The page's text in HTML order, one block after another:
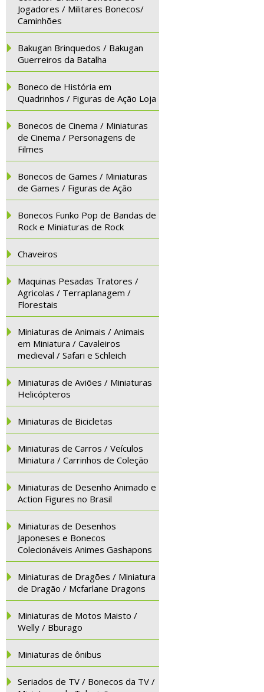
Jogadores / Militares Bonecos/
Caminhões
Bakugan Brinquedos / Bakugan
Guerreiros da Batalha
Boneco de História em
Quadrinhos / Figuras de Ação Loja
Bonecos de Cinema / Miniaturas
de Cinema / Personagens de
Filmes
Bonecos de Games / Miniaturas
de Games / Figuras de Ação
Bonecos Funko Pop de Bandas de
Rock e Miniaturas de Rock
Chaveiros
Maquinas Pesadas Tratores /
Agricolas / Terraplanagem /
Florestais
Miniaturas de Animais / Animais
em Miniatura / Cavaleiros
medieval / Safari e Schleich
Miniaturas de Aviões / Miniaturas
Helicópteros
Miniaturas de Bicicletas
Miniaturas de Carros / Veículos
Miniatura / Carrinhos de Coleção
Miniaturas de Desenho Animado e
Action Figures no Brasil
Miniaturas de Desenhos
Japoneses e Bonecos
Colecionáveis Animes Gashapons
Miniaturas de Dragões / Miniatura
de Dragão / Mcfarlane Dragons
Miniaturas de Motos Maisto /
Welly / Bburago
Miniaturas de ônibus
Seriados de TV / Bonecos da TV /